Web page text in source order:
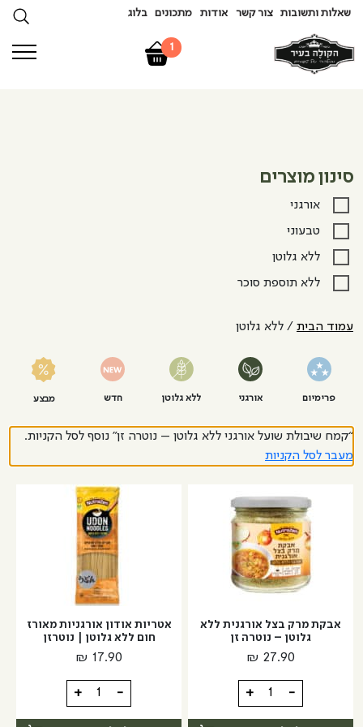
שאלות ותשובות צור קשר אודות מתכונים בלוג
1
סינון מוצרים
אורגני
טבעוני
ללא גלוטן
ללא תוספת סוכר
עמוד הבית / ללא גלוטן
פרימיום אורגני ללא גלוטן חדש מבצע
“קמח שיבולת שועל אורגני ללא גלוטן – נוטרה זן” נוסף לסל הקניות.
מעבר לסל הקניות
אבקת מרק בצל אורגנית ללא
גלוטן – נוטרה זן
₪ 27.90
-
כמות
של
+
אטריות אודון אורגניות מאורז
חום ללא גלוטן | נוטרזן
₪ 17.90
-
כמות
של
+